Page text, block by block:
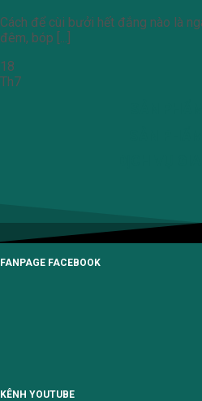
Cách để cùi bưởi hết đắng nào là
đêm, bóp [...]
18
Th7
FANPAGE FACEBOOK
KÊNH YOUTUBE